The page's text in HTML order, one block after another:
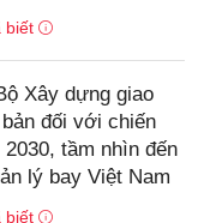
biết
Xây dựng giao
đối với chiến
tầm nhìn đến
lý bay Việt Nam
biết